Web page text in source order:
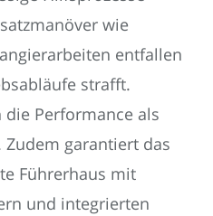
wie
entfallen
strafft.
Performance als
Zudem garantiert das
Führerhaus mit
und integrierten